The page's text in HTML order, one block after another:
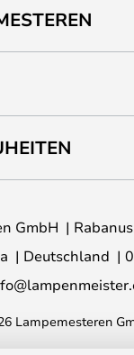
GmbH
Deutschland
Lampemesteren